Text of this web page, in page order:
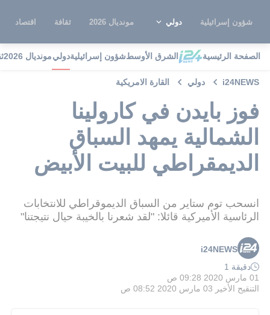
شؤون إسرائيلية دولي مونديال 2026 ثقافة اقتصاد
الصفحة الرئيسية الشرق الأوسطشؤون إسرائيليةدوليمونديال 2026
i24NEWS دولي القارة الامريكية
فوز بايدن في كارولينا
الشمالية يمهد السباق
الديمقراطي للبيت الأبيض
انسحب توم ستاير من السباق الديموقراطي للانتخابات
الرئاسية الأميركية قائلا: "لقد شعرنا بالخيبة حيال نتيجتنا"
i24NEWS
دقيقة 1
01 مارس 2020 09:28 ص
التنقيح الأخير 03 مارس 2020 08:52 ص